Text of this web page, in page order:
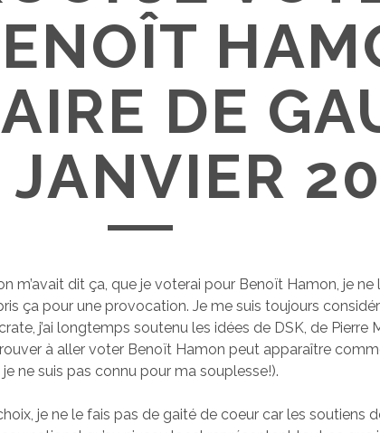
DE
JANVIER
m’avait dit ça, que je voterai pour Benoït Hamon, je ne
ça pour une provocation. Je me suis toujours
j’ai longtemps soutenu les idées de DSK, de Pierre
à aller voter Benoït Hamon peut apparaître
ne suis pas connu pour ma souplesse!).
je ne le fais pas de gaité de coeur car les soutiens